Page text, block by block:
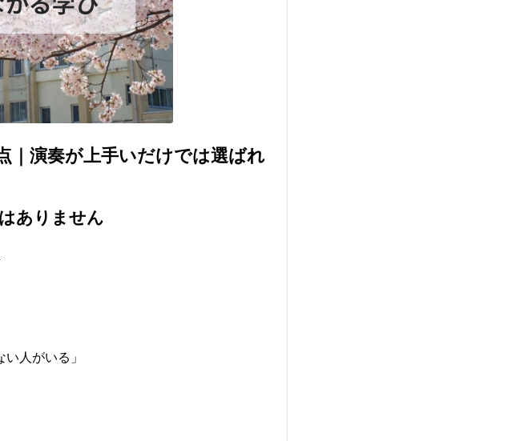
｜演奏が上手いだけでは選ばれ
ありません
人がいる」